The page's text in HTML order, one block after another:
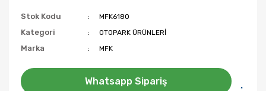
Stok Kodu MFK6180
Kategori OTOPARK ÜRÜNLERİ
Marka MFK
Whatsapp Sipariş